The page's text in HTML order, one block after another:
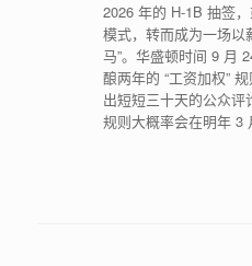
2026 年的 H-1B 抽签
模式，转而成为一场以
马”。华盛顿时间 9 月
酿两年的 “工资加权”
出短短三十天的公众
规则大概率会在明年 3